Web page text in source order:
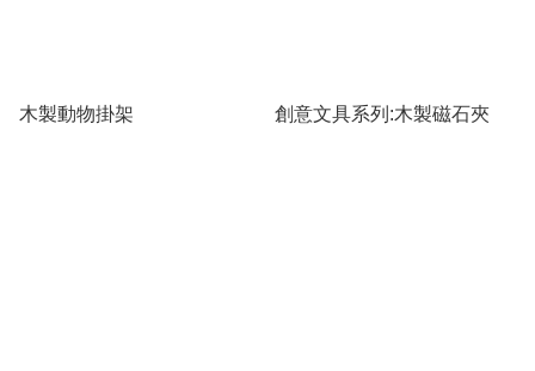
木製動物掛架 創意文具系列:木製磁石夾